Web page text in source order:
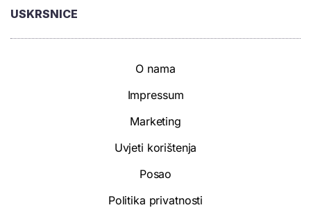
USKRSNICE
O nama
Impressum
Marketing
Uvjeti korištenja
Posao
Politika privatnosti